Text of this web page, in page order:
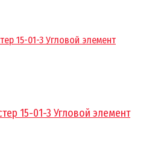
15-01-3 Угловой элемент